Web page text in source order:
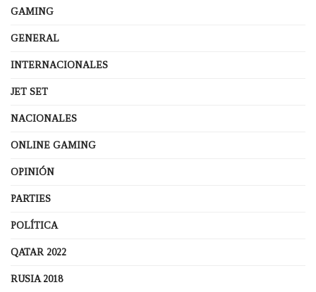
GAMING
GENERAL
INTERNACIONALES
JET SET
NACIONALES
ONLINE GAMING
OPINIÓN
PARTIES
POLÍTICA
QATAR 2022
RUSIA 2018